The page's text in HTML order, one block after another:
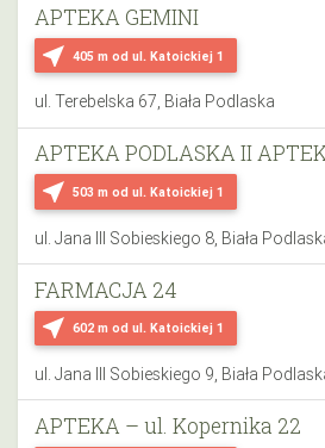
near_me 405 m od ul. Katoickiej 1
APTEKA GEMINI
ul. Terebelska 67, Biała Podlaska
near_me 503 m od ul. Katoickiej 1
APTEKA PODLASKA II
ul. Jana III Sobieskiego 8, Biała
near_me 602 m od ul. Katoickiej 1
FARMACJA 24
ul. Jana III Sobieskiego 9, Biała
APTEKA – ul. Kopernika 22